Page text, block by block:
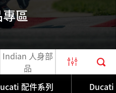
區
Indian 人身部
品
官網出清限定
商品
配件系列 Ducati